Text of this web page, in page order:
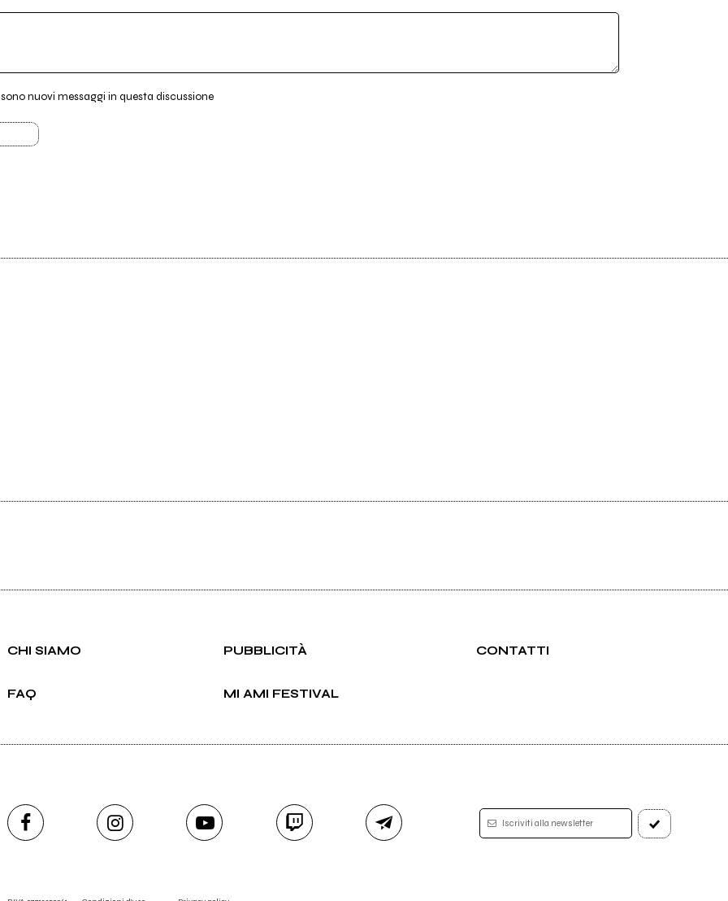
nuovi messaggi in questa discussione
CHI SIAMO PUBBLICITÀ CONTATTI
FAQ MI AMI FESTIVAL
Iscriviti alla newsletter